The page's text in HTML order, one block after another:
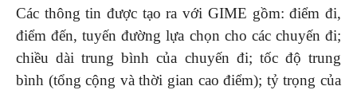
Các thông tin được tạo ra với GIME gồm: điểm đi,
điểm đến, tuyến đường lựa chọn cho các chuyến đi;
chiều dài trung bình của chuyến đi; tốc độ trung
bình (tổng cộng và thời gian cao điểm); tỷ trọng của